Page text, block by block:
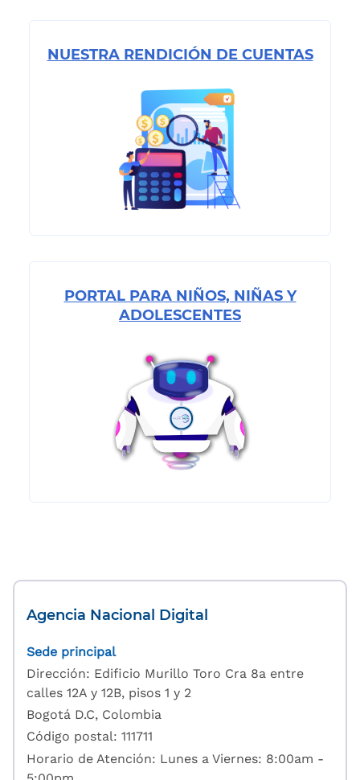
NUESTRA RENDICIÓN DE CUENTAS
PORTAL PARA NIÑOS, NIÑAS Y
ADOLESCENTES
Agencia Nacional Digital
Sede principal
Dirección: Edificio Murillo Toro Cra 8a entre
calles 12A y 12B, pisos 1 y 2
Bogotá D.C, Colombia
Código postal: 111711
Horario de Atención: Lunes a Viernes: 8:00am -